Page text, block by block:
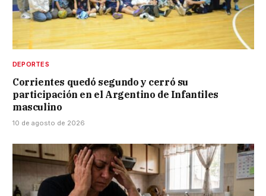
DEPORTES
Corrientes quedó segundo y cerró su
participación en el Argentino de Infantiles
masculino
10 de agosto de 2026